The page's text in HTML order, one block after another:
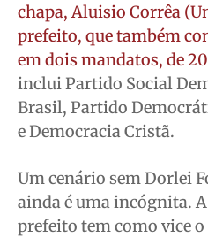
chapa, Aluisio Corrêa
prefeito, que também
em dois mandatos, de
inclui Partido Social
Brasil, Partido
e Democracia Cristã.
Um cenário sem Dorlei
ainda é uma incógnita.
prefeito tem como vice